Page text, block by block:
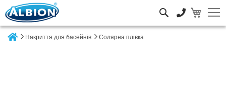
Накриття для басейнів Солярна плівка